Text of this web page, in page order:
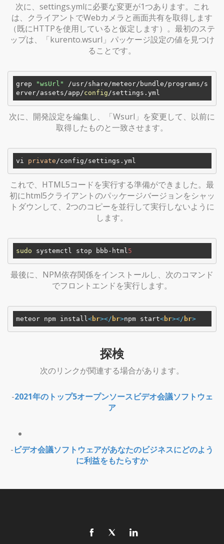
次に、settings.ymlに必要な変更が1つあります。これ
は、クライアントでWebカメラと画面共有を取得します
（既にHTTPを使用していると仮定します）。最初のステ
ップは、「kurento.wsurl」パッケージ設定の値を見つけ
ることです。
grep "wsUrl"
/usr/share/meteor/bundle/programs/s
erver/assets/app/config
次に、開発設定を編集し、「Wsurl」を変更して、以前に
取得したものと一致させます。
vi private
これで、HTML5コードを実行する準備ができました。最
初にhtml5クライアントのパッケージバージョンをシャッ
トダウンして、2つのコピーを並行して実行しないように
します。
sudo systemctl stop bbb-html 5
最後に、NPM依存関係をインストールし、次のコマンド
でフロントエンドを実行します。
meteor npm install <br></ br>npm start<br></ br>
探検
次のリンクが関連する場合があります。
-2021年のトップ5オープンソースビデオ会議ソフトウェ
ア
-ビデオ会議ソフトウェアがあなたのビジネスにどのよう
に利益をもたらすか